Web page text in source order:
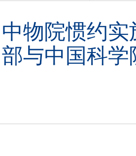
中物院惯约
部与中国科